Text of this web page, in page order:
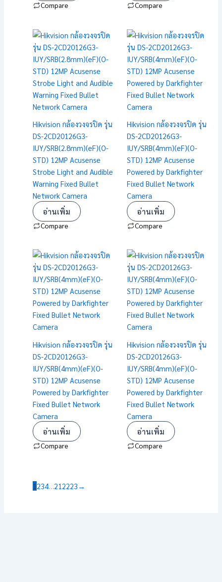
Compare Compare
Hikvision กล้องวงจรปิด รุ่น
DS-2CD20126G3-
IUY/SRB(2.8mm)(eF)(O-
STD) 12MP Acusense
Strobe Light and Audible
Warning Fixed Bullet
Network Camera
อ่านเพิ่ม
Compare
Hikvision กล้องวงจรปิด รุ่น
DS-2CD20126G3-
IUY/SRB(4mm)(eF)(O-
STD) 12MP Acusense
Powered by Darkfighter
Fixed Bullet Network
Camera
อ่านเพิ่ม
Compare
Hikvision กล้องวงจรปิด รุ่น
DS-2CD20126G3-
IUY/SRB(4mm)(eF)(O-
STD) 12MP Acusense
Powered by Darkfighter
Fixed Bullet Network
Camera
อ่านเพิ่ม
Compare
Hikvision กล้องวงจรปิด รุ่น
DS-2CD20126G3-
IUY/SRB(4mm)(eF)(O-
STD) 12MP Acusense
Powered by Darkfighter
Fixed Bullet Network
Camera
อ่านเพิ่ม
Compare
1 234…21 2223 →